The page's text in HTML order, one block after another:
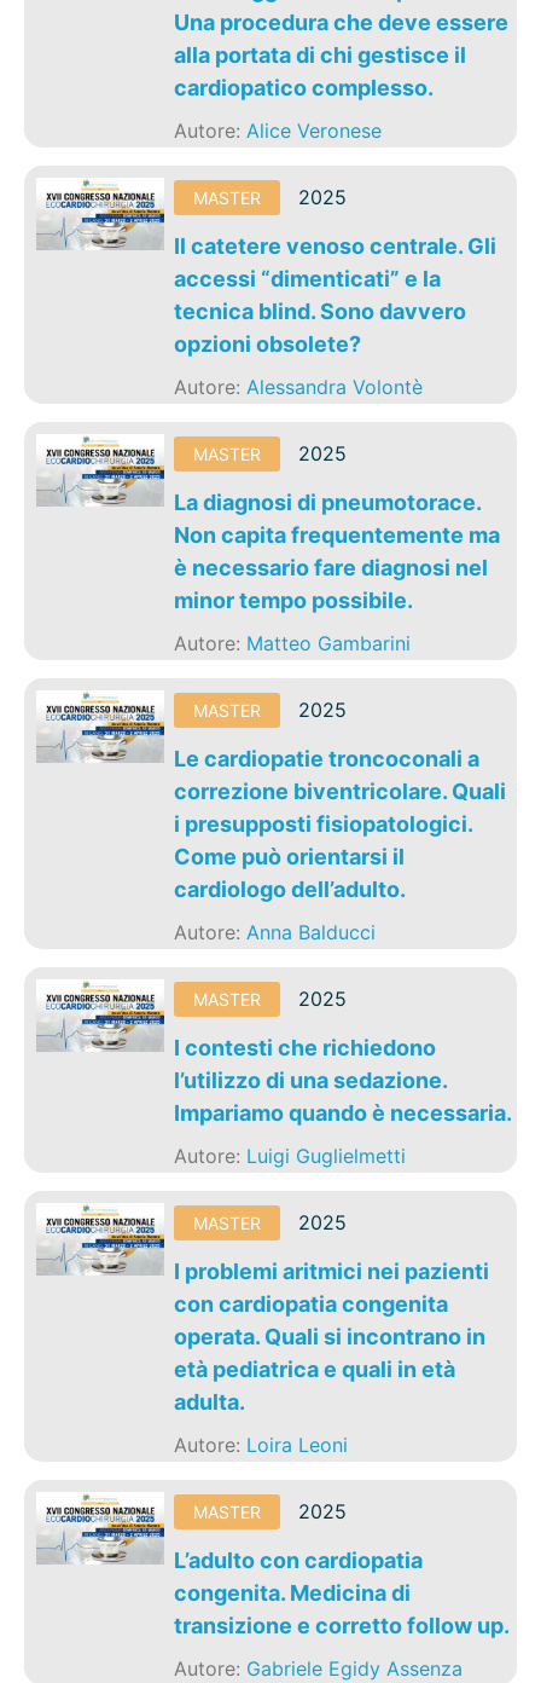
Una procedura che deve essere
alla portata di chi gestisce il
cardiopatico complesso.
Autore:Alice Veronese
MASTER 2025
Il catetere venoso centrale. Gli
accessi “dimenticati” e la
tecnica blind. Sono davvero
opzioni obsolete?
Autore:Alessandra Volontè
MASTER 2025
La diagnosi di pneumotorace.
Non capita frequentemente ma
è necessario fare diagnosi nel
minor tempo possibile.
Autore: Matteo Gambarini
MASTER 2025
Le cardiopatie troncoconali a
correzione biventricolare. Quali
i presupposti fisiopatologici.
Come può orientarsi il
cardiologo dell’adulto.
Autore:Anna Balducci
MASTER 2025
I contesti che richiedono
l’utilizzo di una sedazione.
Impariamo quando è necessaria.
Autore: Luigi Guglielmetti
MASTER 2025
I problemi aritmici nei pazienti
con cardiopatia congenita
operata. Quali si incontrano in
età pediatrica e quali in età
adulta.
Autore: Loira Leoni
MASTER 2025
L’adulto con cardiopatia
congenita. Medicina di
transizione e corretto follow up.
Autore: Gabriele Egidy Assenza